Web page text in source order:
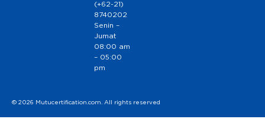
(+62-21)
8740202
Senin –
Jumat
08:00 am
– 05:00
pm
© 2026 Mutucertification.com. All rights reserved